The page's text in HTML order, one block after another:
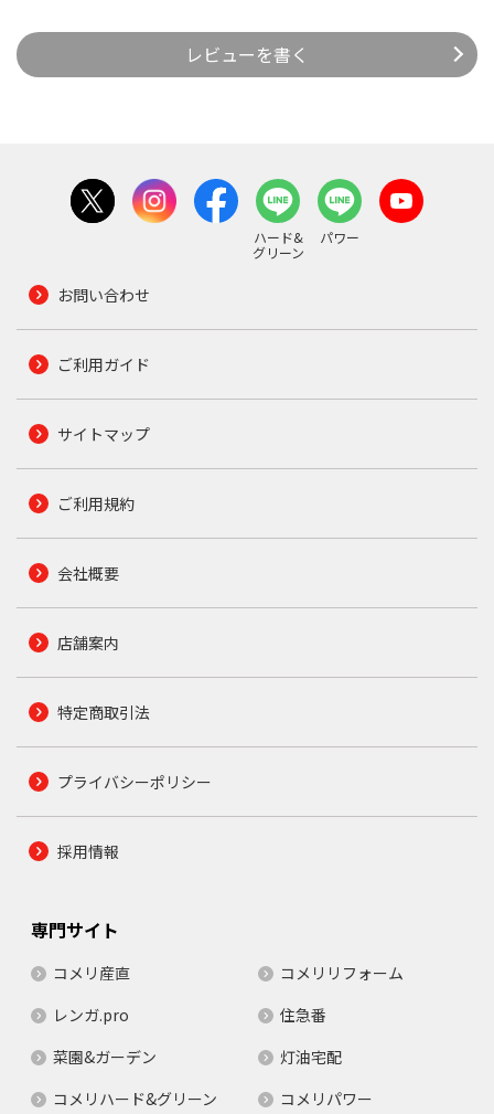
レビューを書く
ハード&
グリーン
パワー
お問い合わせ
ご利用ガイド
サイトマップ
ご利用規約
会社概要
店舗案内
特定商取引法
プライバシーポリシー
採用情報
専門サイト
コメリ産直
コメリリフォーム
レンガ.pro
住急番
菜園&ガーデン
灯油宅配
コメリハード&グリーン
コメリパワー